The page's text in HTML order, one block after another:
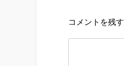
コメントを残す